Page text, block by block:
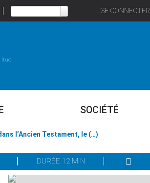
SE CONNECTER
Ituo
SOCIÉTÉ
l’Ancien Testament, le (…)
DURÉE 12 MIN